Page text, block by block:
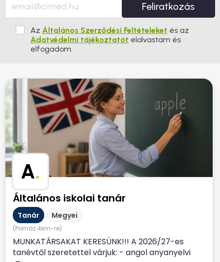
Feliratkozás
Az Általános Szerződési Feltételeket és az
Adatvédelmi tájékoztatót elolvastam és
elfogadom.
A.
Általános iskolai tanár
Tanár Megyei
(Pomáz 4km-re)
MUNKATÁRSAKAT KERESÜNK!!! A 2026/27-es
tanévtől szeretettel várjuk: - angol anyanyelvi